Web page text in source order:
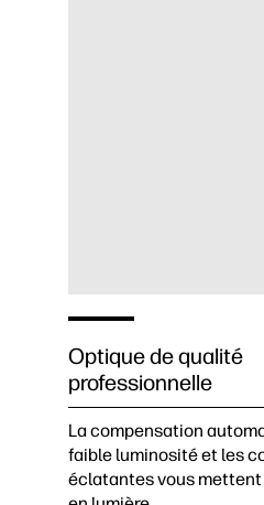
Optique de qualité
professionnelle
La compensation
faible luminosité et les
éclatantes vous mettent